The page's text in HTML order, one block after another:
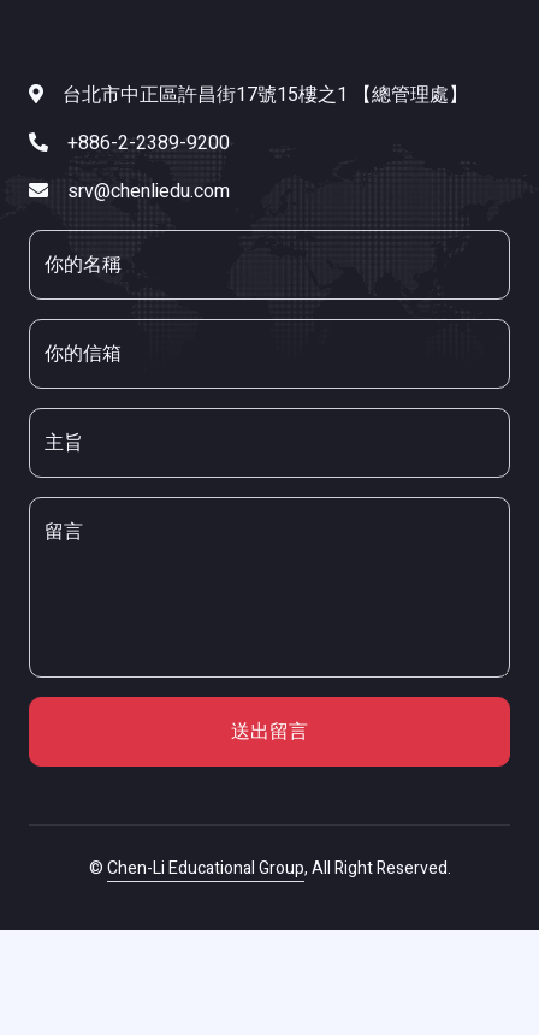
台北市中正區許昌街17號15樓之1 【總管理處】
+886-2-2389-9200
srv@chenliedu.com
你的名稱
你的信箱
主旨
留言
送出留言
©Chen-Li Educational Group, All Right Reserved.